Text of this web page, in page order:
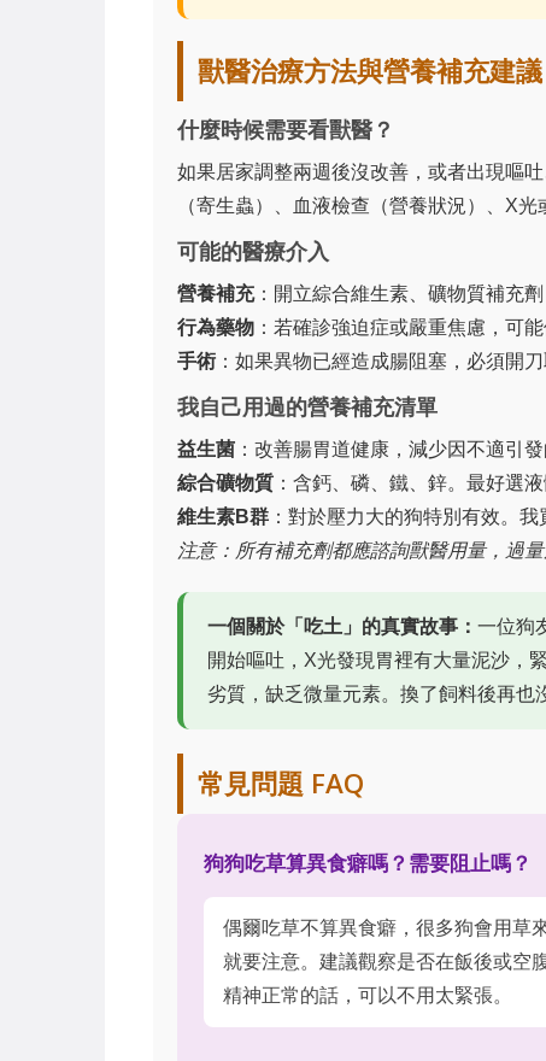
獸醫治療方法與營養補充建議
什麼時候需要看獸醫？
如果居家調整兩週後沒改善，或者出現嘔
（寄生蟲）、血液檢查（營養狀況）、X光
可能的醫療介入
營養補充：開立綜合維生素、礦物質補充劑
行為藥物 ：若確診強迫症或嚴重焦慮，可
手術 ：如果異物已經造成腸阻塞，必須開刀
我自己用過的營養補充清單
益生菌 ：改善腸胃道健康，減少因不適引
綜合礦物質 ：含鈣、磷、鐵、鋅。最好選
維生素B群 ：對於壓力大的狗特別有效。
注意：所有補充劑都應諮詢獸醫用量，過量
一個關於「吃土」的真實故事： 一位狗
開始嘔吐，X光發現胃裡有大量泥沙
劣質，缺乏微量元素。換了飼料後再也
常見問題 FAQ
狗狗吃草算異食癖嗎？需要阻止嗎？
偶爾吃草不算異食癖，很多狗會用草
就要注意。建議觀察是否在飯後或空
精神正常的話，可以不用太緊張。